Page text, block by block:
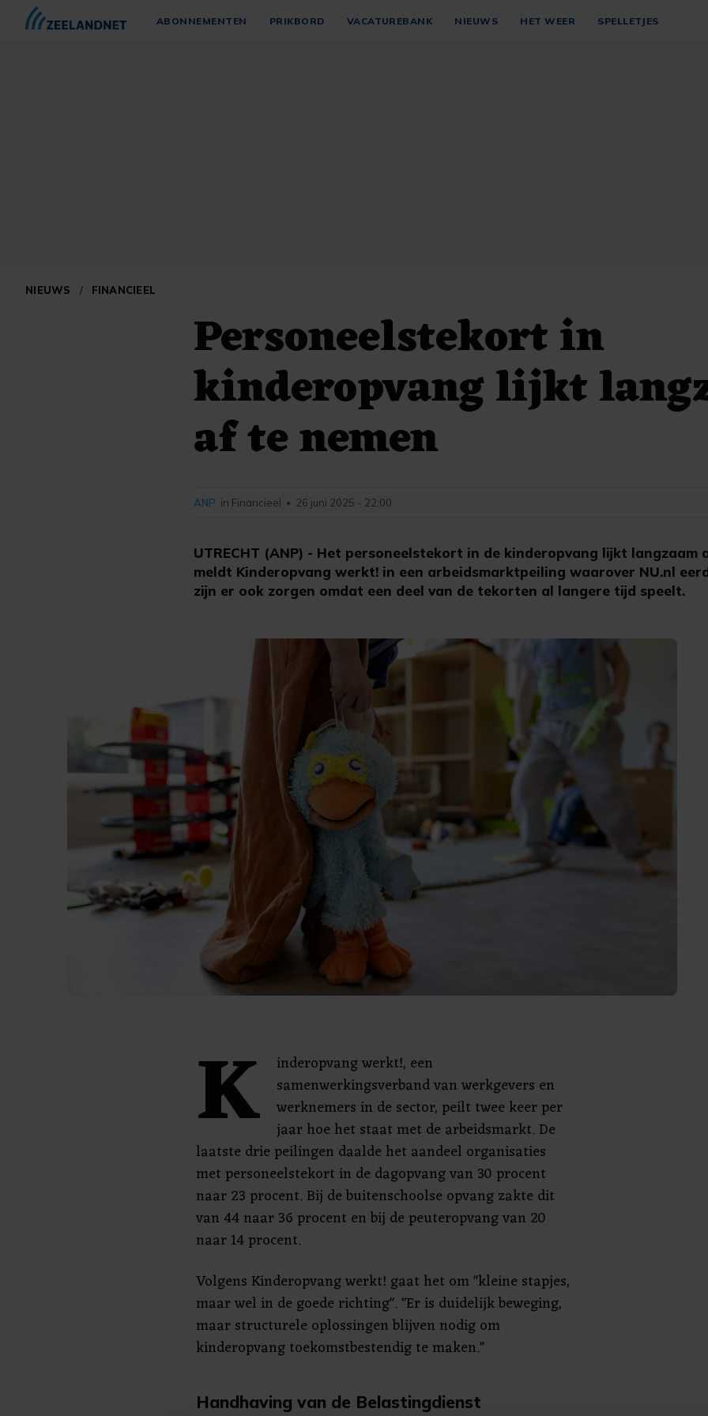
ABONNEMENTEN PRIKBORD VACATUREBANK NIEUWS HET WEER SPELLETJES
NIEUWS / FINANCIEEL
Personeelstekort in
kinderopvang lijkt
af te nemen
UTRECHT (ANP) - Het personeelstekort in de kinderopvang lijkt langzaam
meldt Kinderopvang werkt! in een arbeidsmarktpeiling waarover NU.nl
zijn er ook zorgen omdat een deel van de tekorten al langere tijd speelt.
ANP in Financieel • 26 juni 2025 - 22:00
K
inderopvang werkt!, een
samenwerkingsverband van werkgevers en
werknemers in de sector, peilt twee keer per
jaar hoe het staat met de arbeidsmarkt. De
laatste drie peilingen daalde het aandeel organisaties
met personeelstekort in de dagopvang van 30 procent
naar 23 procent. Bij de buitenschoolse opvang zakte dit
van 44 naar 36 procent en bij de peuteropvang van 20
naar 14 procent.
Volgens Kinderopvang werkt! gaat het om "kleine stapjes,
maar wel in de goede richting". "Er is duidelijk beweging,
maar structurele oplossingen blijven nodig om
kinderopvang toekomstbestendig te maken."
Handhaving van de Belastingdienst